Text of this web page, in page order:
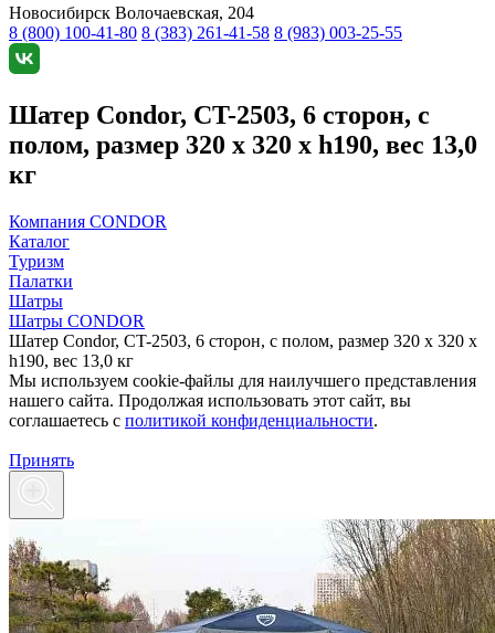
Новосибирск Волочаевская, 204
8 (800) 100-41-80 8 (383) 261-41-58 8 (983) 003-25-55
Шатер Condor, CT-2503, 6 сторон, с
полом, размер 320 x 320 x h190, вес 13,0
кг
Компания CONDOR
Каталог
Туризм
Палатки
Шатры
Шатры CONDOR
Шатер Condor, CT-2503, 6 сторон, с полом, размер 320 x 320 x
h190, вес 13,0 кг
Мы используем cookie-файлы для наилучшего представления
нашего сайта. Продолжая использовать этот сайт, вы
соглашаетесь c политикой конфиденциальности.
Принять